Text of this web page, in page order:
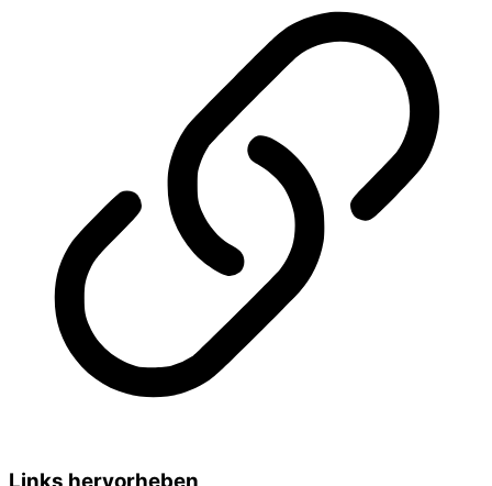
Links hervorheben